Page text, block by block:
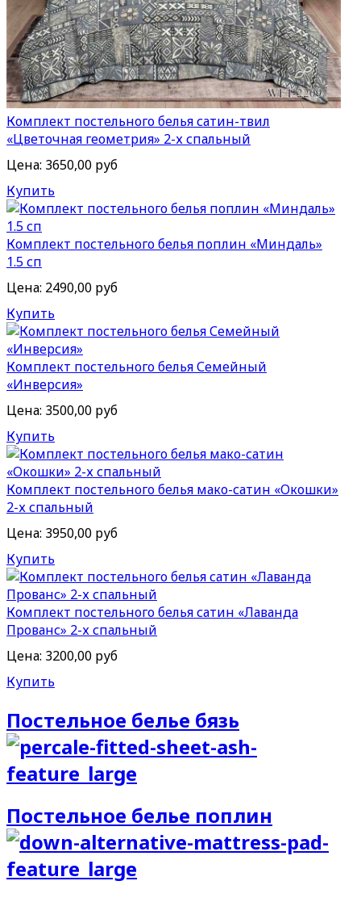
Комплект постельного белья сатин-твил
«Цветочная геометрия» 2-х спальный
Цена: 3650,00 руб
Купить
Комплект постельного белья поплин «Миндаль»
1.5 сп
Цена: 2490,00 руб
Купить
Комплект постельного белья Семейный
«Инверсия»
Цена: 3500,00 руб
Купить
Комплект постельного белья мако-сатин «Окошки»
2-х спальный
Цена: 3950,00 руб
Купить
Комплект постельного белья сатин «Лаванда
Прованс» 2-х спальный
Цена: 3200,00 руб
Купить
Постельное белье бязь
Постельное белье поплин